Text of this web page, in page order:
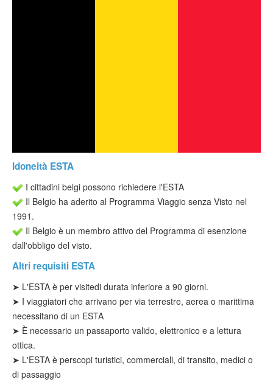
Idoneità ESTA
I cittadini belgi possono richiedere l'ESTA
Il Belgio ha aderito al Programma Viaggio senza Visto nel
1991.
Il Belgio è un membro attivo del Programma di esenzione
dall'obbligo del visto.
Altri requisiti ESTA
➤ L'ESTA è per visitedi durata inferiore a 90 giorni.
➤ I viaggiatori che arrivano per via terrestre, aerea o marittima
necessitano di un ESTA
➤ È necessario un passaporto valido, elettronico e a lettura
ottica.
➤ L'ESTA è perscopi turistici, commerciali, di transito, medici o
di passaggio